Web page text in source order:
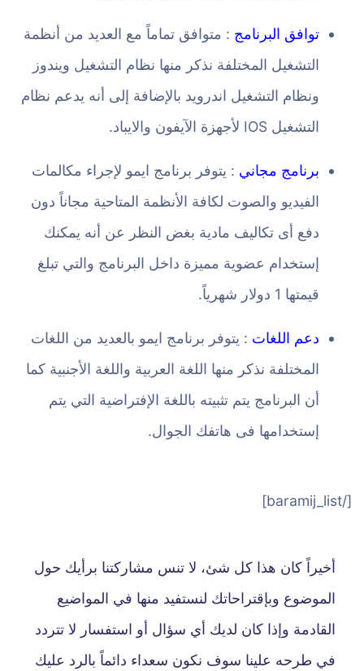
توافق البرنامج : متوافق تماماً مع العديد من أنظمة
التشغيل المختلفة نذكر منها نظام التشغيل ويندوز
ونظام التشغيل اندرويد بالإضافة إلى أنه يدعم نظام
التشغيل IOS لأجهزة الآيفون والايباد.
برنامج مجاني : يتوفر برنامج ايمو لإجراء مكالمات
الفيديو والصوت لكافة الأنظمة المتاحية مجاناً دون
دفع أى تكاليف مادية بغض النظر عن أنه يمكنك
إستخدام عضوية مميزة داخل البرنامج والتي تبلغ
قيمتها 1 دولار شهرياً.
دعم اللغات : يتوفر برنامج ايمو بالعديد من اللغات
المختلفة نذكر منها اللغة العربية واللغة الأجنبية كما
أن البرنامج يتم تثبيته باللغة الإفتراضية التي يتم
إستخدامها فى هاتفك الجوال.
[/baramij_list]
أخيراً كان هذا كل شئ، لا تنس مشاركتنا برأيك حول
الموضوع وبإقتراحاتك لنستفيد منها في المواضيع
القادمة وإذا كان لديك أي سؤال أو استفسار لا تتردد
في طرحه علينا سوف نكون سعداء دائماً بالرد عليك